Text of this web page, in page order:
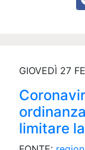
GIOVEDÌ 27
limitare